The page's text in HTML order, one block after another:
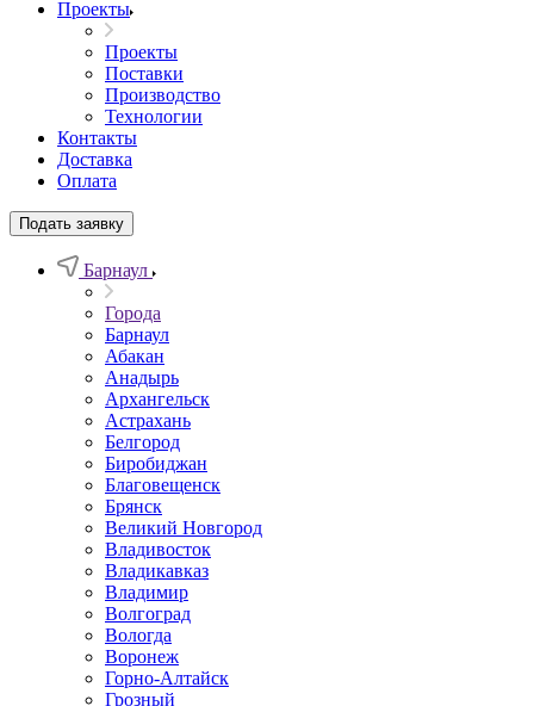
Проекты
Проекты
Поставки
Производство
Технологии
Контакты
Доставка
Оплата
Подать заявку
Барнаул
Города
Барнаул
Абакан
Анадырь
Архангельск
Астрахань
Белгород
Биробиджан
Благовещенск
Брянск
Великий Новгород
Владивосток
Владикавказ
Владимир
Волгоград
Вологда
Воронеж
Горно-Алтайск
Грозный